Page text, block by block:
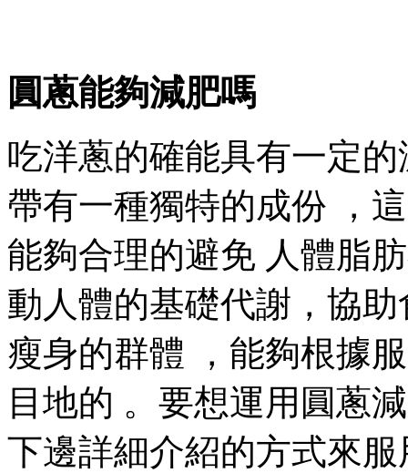
圓蔥能夠減肥嗎
吃洋蔥的確能具有一定的
帶有一種獨特的成份 ，
能夠合理的避免 人體脂肪
動人體的基礎代謝 ，協
瘦身的群體 ，能夠根
目地的 。要想運用圓蔥
下邊詳細介紹的方式來服用